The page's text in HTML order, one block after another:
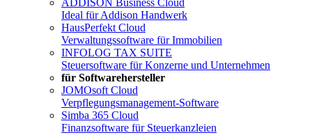
ADDISON Business Cloud
Ideal für Addison Handwerk
HausPerfekt Cloud
Verwaltungssoftware für Immobilien
INFOLOG TAX SUITE
Steuersoftware für Konzerne und Unternehmen
für Softwarehersteller
JOMOsoft Cloud
Verpflegungsmanagement-Software
Simba 365 Cloud
Finanzsoftware für Steuerkanzleien